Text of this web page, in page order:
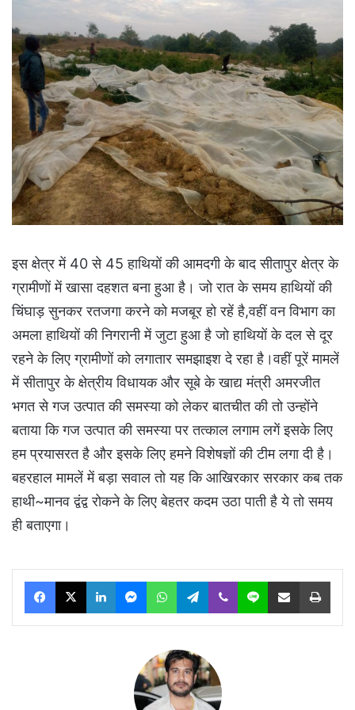
इस क्षेत्र में 40 से 45 हाथियों की आमदगी के बाद सीतापुर क्षेत्र के
ग्रामीणों में खासा दहशत बना हुआ है। जो रात के समय हाथियों की
चिंघाड़ सुनकर रतजगा करने को मजबूर हो रहें है,वहीं वन विभाग का
अमला हाथियों की निगरानी में जुटा हुआ है जो हाथियों के दल से दूर
रहने के लिए ग्रामीणों को लगातार समझाइश दे रहा है।वहीं पूरें मामलें
में सीतापुर के क्षेत्रीय विधायक और सूबे के खाद्य मंत्री अमरजीत
भगत से गज उत्पात की समस्या को लेकर बातचीत की तो उन्होंने
बताया कि गज उत्पात की समस्या पर तत्काल लगाम लगें इसके लिए
हम प्रयासरत है और इसके लिए हमने विशेषज्ञों की टीम लगा दी है।
बहरहाल मामलें में बड़ा सवाल तो यह कि आखिरकार सरकार कब तक
हाथी~मानव द्वंद्व रोकने के लिए बेहतर कदम उठा पाती है ये तो समय
ही बताएगा।
Facebook
X LinkedInMessengerWhatsAppTelegram
Viber Line Share via Email Print